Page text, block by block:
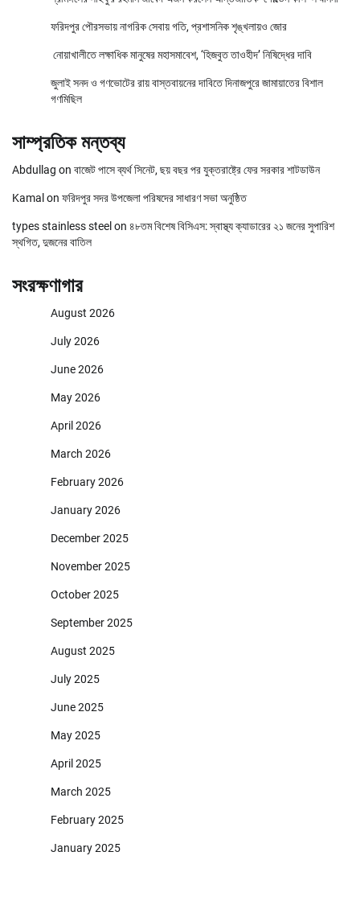
ফরিদপুর পৌরসভায় নাগরিক সেবায় গতি, প্রশাসনিক শৃঙ্খলায়ও জোর
নোয়াখালীতে লক্ষাধিক মানুষের মহাসমাবেশ, ‘হিজবুত তাওহীদ’ নিষিদ্ধের দাবি
জুলাই সনদ ও গণভোটের রায় বাস্তবায়নের দাবিতে দিনাজপুরে জামায়াতের বিশাল
গণমিছিল
সাম্প্রতিক মন্তব্য
Abdullag on বাজেট পাসে ব্যর্থ সিনেট, ছয় বছর পর যুক্তরাষ্ট্রে ফের সরকার শাটডাউন
Kamal on ফরিদপুর সদর উপজেলা পরিষদের সাধারণ সভা অনুষ্ঠিত
types stainless steel on ৪৮তম বিশেষ বিসিএস: স্বাস্থ্য ক্যাডারের ২১ জনের সুপারিশ
স্থগিত, দুজনের বাতিল
সংরক্ষণাগার
August 2026
July 2026
June 2026
May 2026
April 2026
March 2026
February 2026
January 2026
December 2025
November 2025
October 2025
September 2025
August 2025
July 2025
June 2025
May 2025
April 2025
March 2025
February 2025
January 2025